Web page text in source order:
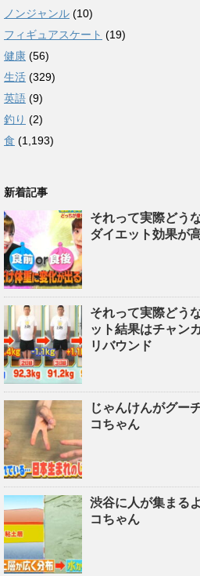
ノンジャンル (10)
フィギュアスケート (19)
健康 (56)
生活 (329)
英語 (9)
釣り (2)
食 (1,193)
新着記事
それって実際どう
ダイエット効果が
それって実際どう
ット結果はチャン
リバウンド
じゃんけんがグー
コちゃん
渋谷に人が集まる
コちゃん